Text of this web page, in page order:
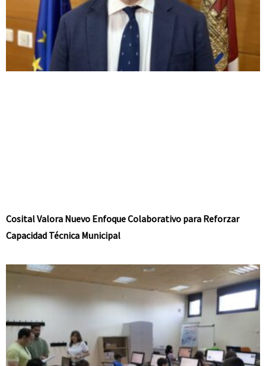
Cosital Valora Nuevo Enfoque Colaborativo para Reforzar
Capacidad Técnica Municipal